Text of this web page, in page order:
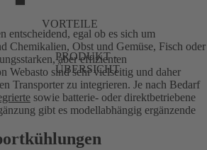
VORTEILE
PRODUKT -
ÜBERSICHT
entscheidend, egal ob es sich um
Chemikalien, Obst und Gemüse, Fisch oder
aber effizienten
Webasto sind sehr vielseitig und daher
Transporter zu integrieren. Je nach Bedarf
sowie batterie- oder direktbetriebene
gibt es modellabhängig ergänzende